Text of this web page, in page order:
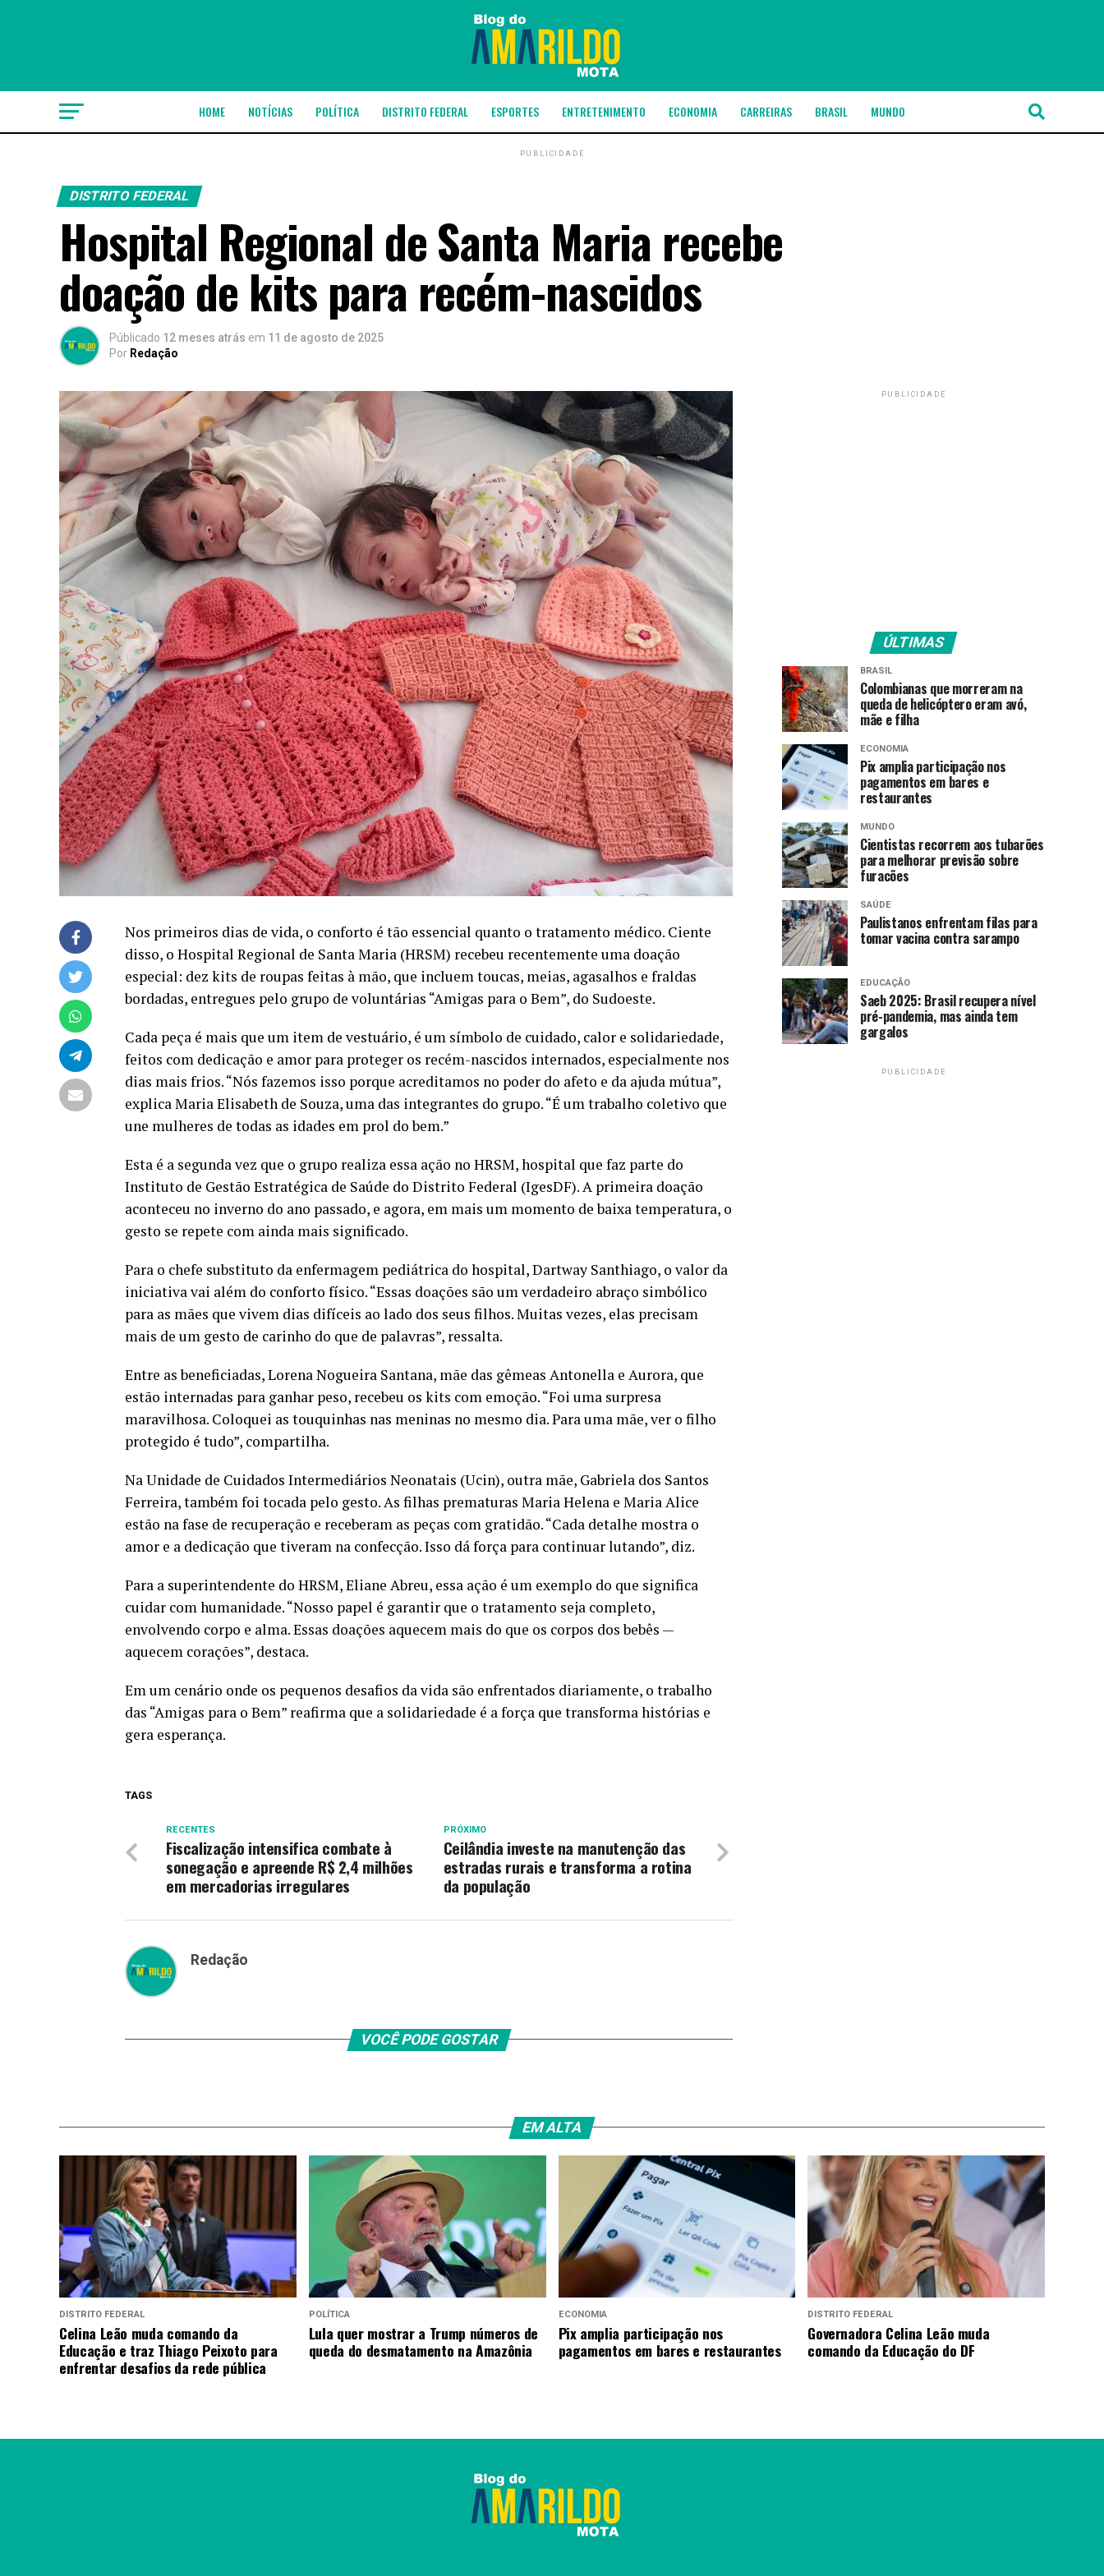
HOME NOTÍCIAS POLÍTICA DISTRITO FEDERAL ESPORTES ENTRETENIMENTO ECONOMIA CARREIRAS BRASIL MUNDO
PUBLICIDADE
DISTRITO FEDERAL
Hospital Regional de Santa Maria recebe
doação de kits para recém-nascidos
Públicado 12 meses atrás em 11 de agosto de 2025
Por Redação
Nos primeiros dias de vida, o conforto é tão essencial quanto o tratamento médico. Ciente
disso, o Hospital Regional de Santa Maria (HRSM) recebeu recentemente uma doação
especial: dez kits de roupas feitas à mão, que incluem toucas, meias, agasalhos e fraldas
bordadas, entregues pelo grupo de voluntárias “Amigas para o Bem”, do Sudoeste.
Cada peça é mais que um item de vestuário, é um símbolo de cuidado, calor e solidariedade,
feitos com dedicação e amor para proteger os recém-nascidos internados, especialmente nos
dias mais frios. “Nós fazemos isso porque acreditamos no poder do afeto e da ajuda mútua”,
explica Maria Elisabeth de Souza, uma das integrantes do grupo. “É um trabalho coletivo que
une mulheres de todas as idades em prol do bem.”
Esta é a segunda vez que o grupo realiza essa ação no HRSM, hospital que faz parte do
Instituto de Gestão Estratégica de Saúde do Distrito Federal (IgesDF). A primeira doação
aconteceu no inverno do ano passado, e agora, em mais um momento de baixa temperatura, o
gesto se repete com ainda mais significado.
Para o chefe substituto da enfermagem pediátrica do hospital, Dartway Santhiago, o valor da
iniciativa vai além do conforto físico. “Essas doações são um verdadeiro abraço simbólico
para as mães que vivem dias difíceis ao lado dos seus filhos. Muitas vezes, elas precisam
mais de um gesto de carinho do que de palavras”, ressalta.
Entre as beneficiadas, Lorena Nogueira Santana, mãe das gêmeas Antonella e Aurora, que
estão internadas para ganhar peso, recebeu os kits com emoção. “Foi uma surpresa
maravilhosa. Coloquei as touquinhas nas meninas no mesmo dia. Para uma mãe, ver o filho
protegido é tudo”, compartilha.
Na Unidade de Cuidados Intermediários Neonatais (Ucin), outra mãe, Gabriela dos Santos
Ferreira, também foi tocada pelo gesto. As filhas prematuras Maria Helena e Maria Alice
estão na fase de recuperação e receberam as peças com gratidão. “Cada detalhe mostra o
amor e a dedicação que tiveram na confecção. Isso dá força para continuar lutando”, diz.
Para a superintendente do HRSM, Eliane Abreu, essa ação é um exemplo do que significa
cuidar com humanidade. “Nosso papel é garantir que o tratamento seja completo,
envolvendo corpo e alma. Essas doações aquecem mais do que os corpos dos bebês —
aquecem corações”, destaca.
Em um cenário onde os pequenos desafios da vida são enfrentados diariamente, o trabalho
das “Amigas para o Bem” reafirma que a solidariedade é a força que transforma histórias e
gera esperança.
TAGS
PRÓXIMO
Ceilândia investe na manutenção das
estradas rurais e transforma a rotina
da população
RECENTES
Fiscalização intensifica combate à
sonegação e apreende R$ 2,4 milhões
em mercadorias irregulares
Redação
VOCÊ PODE GOSTAR
PUBLICIDADE
ÚLTIMAS
BRASIL
Colombianas que morreram na
queda de helicóptero eram avó,
mãe e filha
ECONOMIA
Pix amplia participação nos
pagamentos em bares e
restaurantes
MUNDO
Cientistas recorrem aos tubarões
para melhorar previsão sobre
furacões
SAÚDE
Paulistanos enfrentam filas para
tomar vacina contra sarampo
EDUCAÇÃO
Saeb 2025: Brasil recupera nível
pré-pandemia, mas ainda tem
gargalos
PUBLICIDADE
EM ALTA
DISTRITO FEDERAL
Celina Leão muda comando da
Educação e traz Thiago Peixoto para
enfrentar desafios da rede pública
POLÍTICA
Lula quer mostrar a Trump números de
queda do desmatamento na Amazônia
ECONOMIA
Pix amplia participação nos
pagamentos em bares e restaurantes
DISTRITO FEDERAL
Governadora Celina Leão muda
comando da Educação do DF